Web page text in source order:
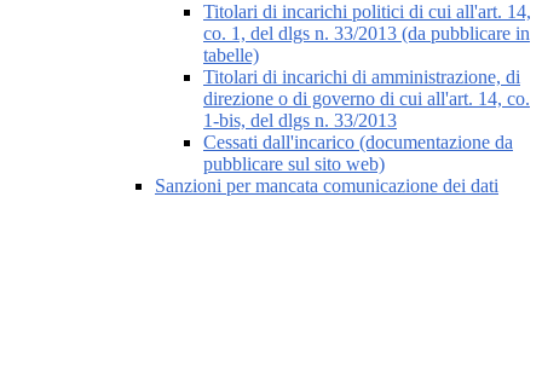
Titolari di incarichi politici di cui all'art. 14,
co. 1, del dlgs n. 33/2013 (da pubblicare in
tabelle)
Titolari di incarichi di amministrazione, di
direzione o di governo di cui all'art. 14, co.
1-bis, del dlgs n. 33/2013
Cessati dall'incarico (documentazione da
pubblicare sul sito web)
Sanzioni per mancata comunicazione dei dati